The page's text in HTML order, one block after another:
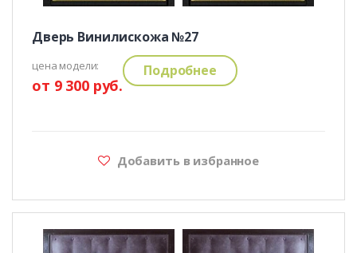
Дверь Винилискожа №27
цена модели:
от 9 300 руб.
Подробнее
Добавить в избранное